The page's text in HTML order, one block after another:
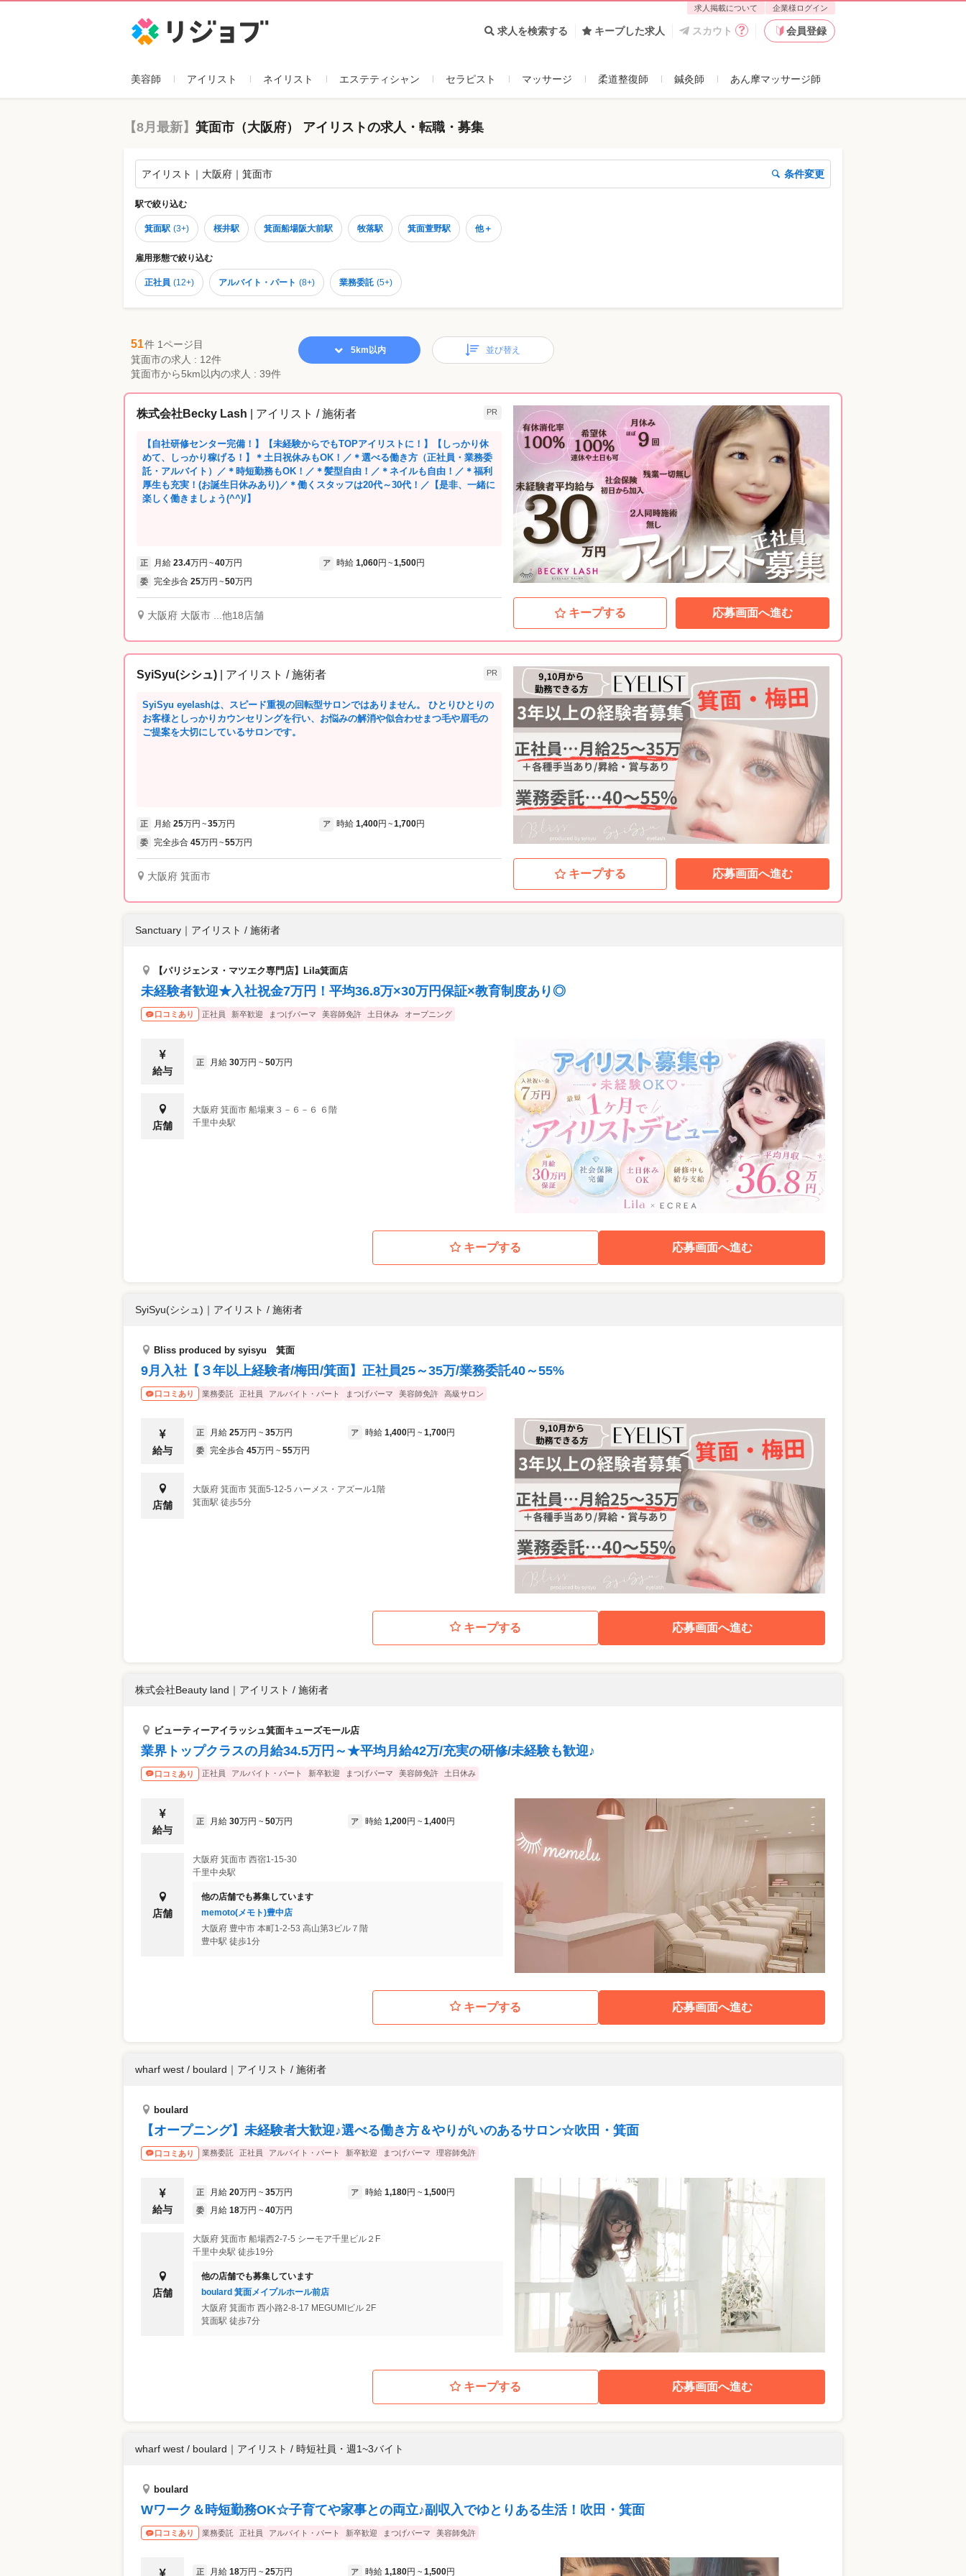
求人掲載について 企業様ログイン
求人を検索する キープした求人 スカウト 会員登録
美容師 アイリスト ネイリスト エステティシャン セラピスト マッサージ 柔道整復師 鍼灸師 あん摩マッサージ師
【8月最新】 箕面市（大阪府） アイリストの求人・転職・募集
アイリスト｜大阪府｜箕面市 条件変更
駅で絞り込む
箕面駅 (3+) 桜井駅 箕面船場阪大前駅 牧落駅 箕面萱野駅 他＋
雇用形態で絞り込む
正社員 (12+) アルバイト・パート (8+) 業務委託 (5+)
51件 1ページ目
箕面市の求人 : 12件
箕面市から5km以内の求人 : 39件
5km以内 並び替え
株式会社Becky Lash | アイリスト / 施術者 PR
【自社研修センター完備！】【未経験からでもTOPアイリストに！】【しっかり休
めて、しっかり稼げる！】＊土日祝休みもOK！／＊選べる働き方（正社員・業務委
託・アルバイト）／＊時短勤務もOK！／＊髪型自由！／＊ネイルも自由！／＊福利
厚生も充実！(お誕生日休みあり)／＊働くスタッフは20代～30代！／【是非、一緒に
楽しく働きましょう(^^)/】
正 月給 23.4万円 ~40万円 ア 時給 1,060円 ~1,500円
委 完全歩合 25万円 ~50万円
大阪府 大阪市 ...他18店舗 キープする 応募画面へ進む
SyiSyu(シシュ) | アイリスト / 施術者 PR
SyiSyu eyelashは、スピード重視の回転型サロンではありません。 ひとりひとりの
お客様としっかりカウンセリングを行い、お悩みの解消や似合わせまつ毛や眉毛の
ご提案を大切にしているサロンです。
正 月給 25万円 ~35万円 ア 時給 1,400円 ~1,700円
委 完全歩合 45万円 ~55万円
大阪府 箕面市 キープする 応募画面へ進む
Sanctuary ｜ アイリスト / 施術者
【パリジェンヌ・マツエク専門店】Lila箕面店
未経験者歓迎★入社祝金7万円！平均36.8万×30万円保証×教育制度あり◎
口コミあり 正社員 新卒歓迎 まつげパーマ 美容師免許 土日休み オープニング
給与
正 月給 30万円 ~ 50万円
店舗
大阪府 箕面市 船場東３－６－６ ６階
千里中央駅
キープする 応募画面へ進む
SyiSyu(シシュ) ｜ アイリスト / 施術者
Bliss produced by syisyu 箕面
9月入社【３年以上経験者/梅田/箕面】正社員25～35万/業務委託40～55%
口コミあり 業務委託 正社員 アルバイト・パート まつげパーマ 美容師免許 高級サロン
給与
正 月給 25万円 ~ 35万円 ア 時給 1,400円 ~ 1,700円
委 完全歩合 45万円 ~ 55万円
店舗
大阪府 箕面市 箕面5-12-5 ハーメス・アズール1階
箕面駅 徒歩5分
キープする 応募画面へ進む
株式会社Beauty land ｜ アイリスト / 施術者
ビューティーアイラッシュ箕面キューズモール店
業界トップクラスの月給34.5万円～★平均月給42万/充実の研修/未経験も歓迎♪
口コミあり 正社員 アルバイト・パート 新卒歓迎 まつげパーマ 美容師免許 土日休み
給与
正 月給 30万円 ~ 50万円 ア 時給 1,200円 ~ 1,400円
店舗
大阪府 箕面市 西宿1-15-30
千里中央駅
他の店舗でも募集しています
memoto(メモト)豊中店
大阪府 豊中市 本町1-2-53 高山第3ビル７階
豊中駅 徒歩1分
キープする 応募画面へ進む
wharf west / boulard ｜ アイリスト / 施術者
boulard
【オープニング】未経験者大歓迎♪選べる働き方＆やりがいのあるサロン☆吹田・箕面
口コミあり 業務委託 正社員 アルバイト・パート 新卒歓迎 まつげパーマ 理容師免許
給与
正 月給 20万円 ~ 35万円 ア 時給 1,180円 ~ 1,500円
委 月給 18万円 ~ 40万円
店舗
大阪府 箕面市 船場西2-7-5 シーモア千里ビル２F
千里中央駅 徒歩19分
他の店舗でも募集しています
boulard 箕面メイプルホール前店
大阪府 箕面市 西小路2-8-17 MEGUMIビル 2F
箕面駅 徒歩7分
キープする 応募画面へ進む
wharf west / boulard ｜ アイリスト / 時短社員・週1~3バイト
boulard
Wワーク＆時短勤務OK☆子育てや家事との両立♪副収入でゆとりある生活！吹田・箕面
口コミあり 業務委託 正社員 アルバイト・パート 新卒歓迎 まつげパーマ 美容師免許
正 月給 18万円 ~ 25万円 ア 時給 1,180円 ~ 1,500円